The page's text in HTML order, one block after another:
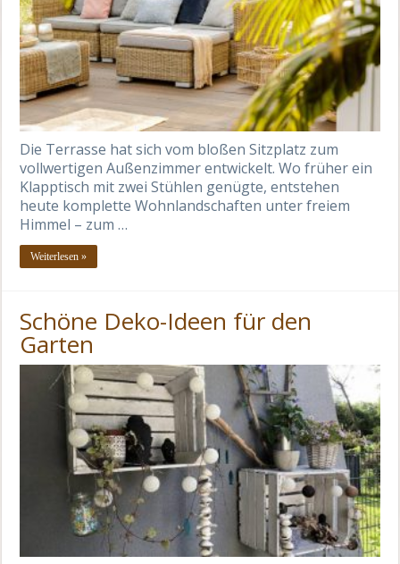
Die Terrasse hat sich vom bloßen Sitzplatz zum
vollwertigen Außenzimmer entwickelt. Wo früher ein
Klapptisch mit zwei Stühlen genügte, entstehen
heute komplette Wohnlandschaften unter freiem
Himmel – zum …
Weiterlesen »
Schöne Deko-Ideen für den
Garten